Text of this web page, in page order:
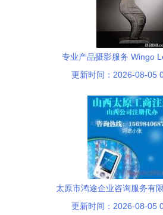
专业产品摄影服务 Wingo
Photography，为您的商
更新时间：2026-08-05
太原市鸿途企业咨询服务有
片摄影服务，为企业形象注
更新时间：2026-08-05